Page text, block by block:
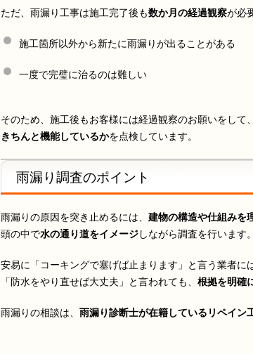
ただ、雨漏り工事は施工完了後も数か月の経過観察が必
施工箇所以外から新たに雨漏りが出ることがある
一度で完璧に治るのは難しい
そのため、施工後もお客様には経過観察のお願いをして
きちんと機能しているかを点検しています。
雨漏り調査のポイント
雨漏りの原因を突き止めるには、 建物の構造や仕組みを
頭の中で水の通り道をイメージしながら調査を行います。
安易に「コーキングで塞げば止まります」と言う業者に
「防水をやり直せば大丈夫」と言われても、 根拠を明確
雨漏りの相談は、 雨漏り診断士が在籍しているリペイン